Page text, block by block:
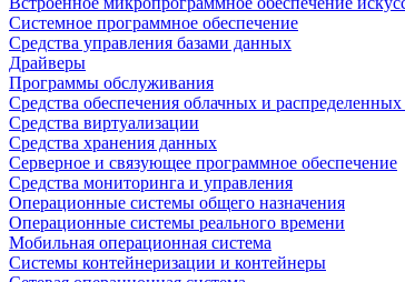
Системное программное обеспечение
Средства управления базами данных
Драйверы
Программы обслуживания
Средства обеспечения облачных и
Средства виртуализации
Средства хранения данных
Серверное и связующее программное обеспечение
Средства мониторинга и управления
Операционные системы общего назначения
Операционные системы реального времени
Мобильная операционная система
Системы контейнеризации и контейнеры